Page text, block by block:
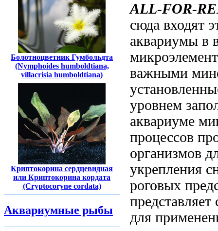
Болотноцветник Гумбольдта
(Nymphoides humboldtiana,
villacrisia humboldtiana)
Криптокорина сердцевидная
или Криптокорина кордата
(Cryptocoryne cordata)
Аквариумные рыбы
ALL-FOR-
сюда входят
аквариумы в
важными
уровнем
аквариуме
процессов
организмов
укрепления
роговых
представляет
для